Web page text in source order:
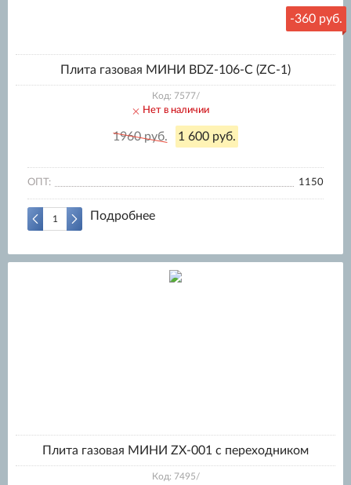
-360 руб.
Плита газовая МИНИ BDZ-106-C (ZC-1)
Код: 7577/
Нет в наличии
1960 руб. 1 600 руб.
ОПТ: 1150
Подробнее
Плита газовая МИНИ ZX-001 с переходником
Код: 7495/